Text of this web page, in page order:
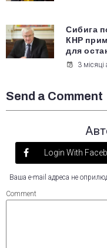
Сибига
КНР
для
3 місяці
Send a Comment
Login With
Ваша e-mail адреса не
Comment